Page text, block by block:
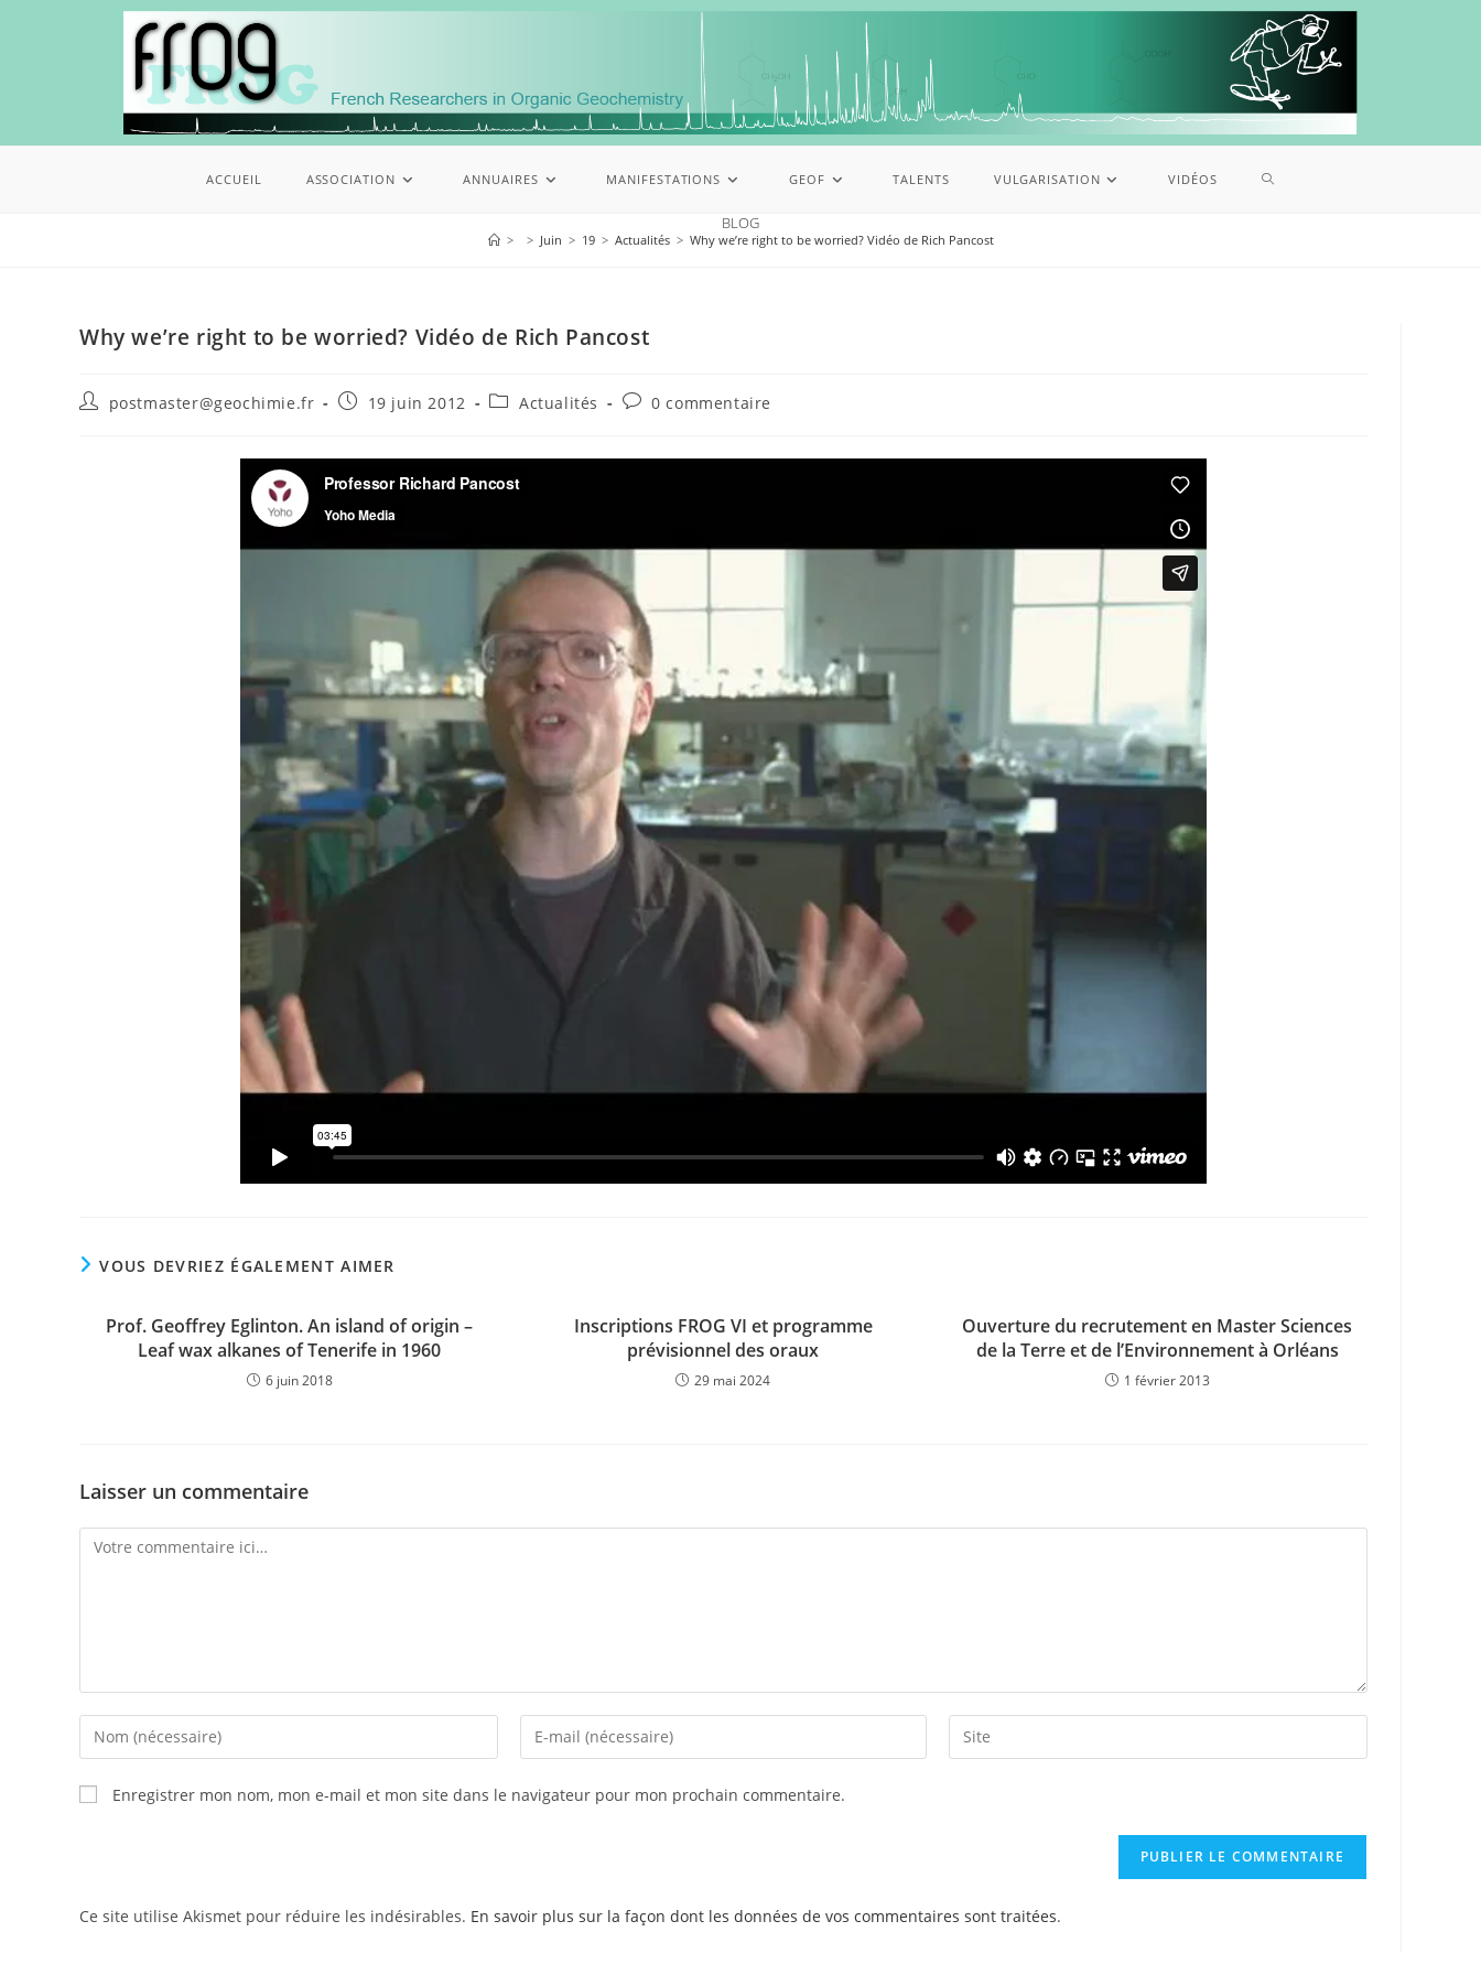
ACCUEIL ASSOCIATION ANNUAIRES MANIFESTATIONS GEOF TALENTS VULGARISATION VIDÉOS
BLOG
> > Juin > 19 > Actualités > Why we’re right to be worried? Vidéo de Rich Pancost
Why we’re right to be worried? Vidéo de Rich Pancost
postmaster@geochimie.fr 19 juin 2012 Actualités 0 commentaire
VOUS DEVRIEZ ÉGALEMENT AIMER
Prof. Geoffrey Eglinton. An island of origin –
Leaf wax alkanes of Tenerife in 1960
6 juin 2018
Inscriptions FROG VI et programme
prévisionnel des oraux
29 mai 2024
Ouverture du recrutement en Master Sciences
de la Terre et de l’Environnement à Orléans
1 février 2013
Laisser un commentaire
Enregistrer mon nom, mon e-mail et mon site dans le navigateur pour mon prochain commentaire.
Ce site utilise Akismet pour réduire les indésirables. En savoir plus sur la façon dont les données de vos commentaires sont traitées.